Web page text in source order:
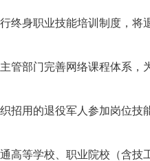
终身职业技能培训制度，
管部门完善网络课程体系
招用的退役军人参加岗位技
高等学校、职业院校（含技